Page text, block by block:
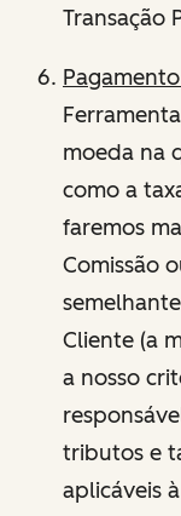
Transação
moeda na
como a
faremos
Comissão
Cliente (a
a nosso
tributos e
aplicáveis